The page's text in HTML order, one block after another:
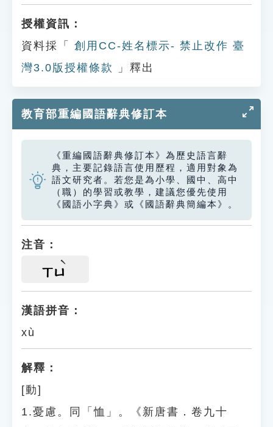
授權資訊：
資料採「
創用CC-姓名標示- 禁止改作 臺
灣3.0版授權條款
」釋出
教育部重編國語辭典修訂本
《重編國語辭典修訂本》為歷史語言辭
典，主要記錄語言使用歷程，適用對象為
語文研究者。若您是為小學、國中、高中
（職）的學習或教學，建議您優先使用
《國語小字典》或《國語辭典簡編本》。
注音：
ㄒㄩ
漢語拼音：
xù
解釋：
[動]
1.憂慮。同「恤」。《新唐書．卷九十